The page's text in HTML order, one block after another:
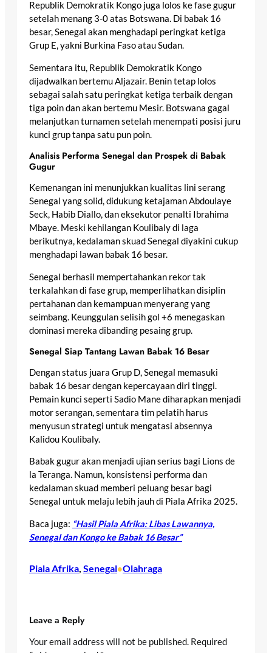
Republik Demokratik Kongo juga lolos ke fase gugur
setelah menang 3-0 atas Botswana. Di babak 16
besar, Senegal akan menghadapi peringkat ketiga
Grup E, yakni Burkina Faso atau Sudan.
Sementara itu, Republik Demokratik Kongo
dijadwalkan bertemu Aljazair. Benin tetap lolos
sebagai salah satu peringkat ketiga terbaik dengan
tiga poin dan akan bertemu Mesir. Botswana gagal
melanjutkan turnamen setelah menempati posisi juru
kunci grup tanpa satu pun poin.
Analisis Performa Senegal dan Prospek di Babak
Gugur
Kemenangan ini menunjukkan kualitas lini serang
Senegal yang solid, didukung ketajaman Abdoulaye
Seck, Habib Diallo, dan eksekutor penalti Ibrahima
Mbaye. Meski kehilangan Koulibaly di laga
berikutnya, kedalaman skuad Senegal diyakini cukup
menghadapi lawan babak 16 besar.
Senegal berhasil mempertahankan rekor tak
terkalahkan di fase grup, memperlihatkan disiplin
pertahanan dan kemampuan menyerang yang
seimbang. Keunggulan selisih gol +6 menegaskan
dominasi mereka dibanding pesaing grup.
Senegal Siap Tantang Lawan Babak 16 Besar
Dengan status juara Grup D, Senegal memasuki
babak 16 besar dengan kepercayaan diri tinggi.
Pemain kunci seperti Sadio Mane diharapkan menjadi
motor serangan, sementara tim pelatih harus
menyusun strategi untuk mengatasi absennya
Kalidou Koulibaly.
Babak gugur akan menjadi ujian serius bagi Lions de
la Teranga. Namun, konsistensi performa dan
kedalaman skuad memberi peluang besar bagi
Senegal untuk melaju lebih jauh di Piala Afrika 2025.
Baca juga: “Hasil Piala Afrika: Libas Lawannya,
Senegal dan Kongo ke Babak 16 Besar”
Piala Afrika, Senegal•Olahraga
Leave a Reply
Your email address will not be published. Required